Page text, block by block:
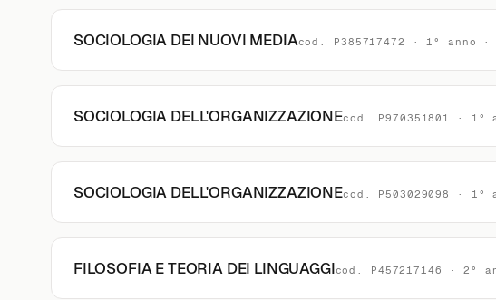
SOCIOLOGIA DEI NUOVI MEDIAcod. P385717472 · 1° anno
SOCIOLOGIA DELL'ORGANIZZAZIONEcod. P970351801 ·
SOCIOLOGIA DELL'ORGANIZZAZIONEcod. P503029098 ·
FILOSOFIA E TEORIA DEI LINGUAGGIcod. P457217146 · 2°